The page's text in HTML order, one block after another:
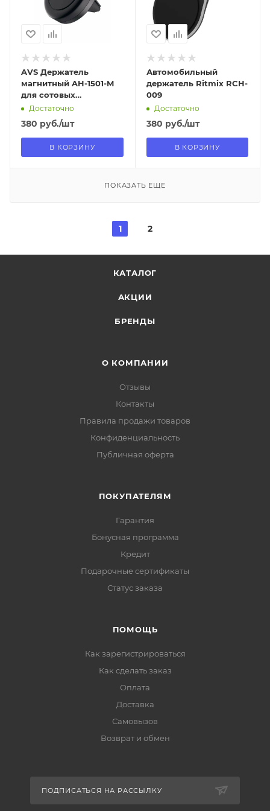
AVS Держатель
магнитный AH-1501-M
для сотовых
телефонов блистер
Достаточно
380 руб./шт
В КОРЗИНУ
Автомобильный
держатель Ritmix RCH-
009
Достаточно
380 руб./шт
В КОРЗИНУ
ПОКАЗАТЬ ЕЩЕ
1 2
КАТАЛОГ
АКЦИИ
БРЕНДЫ
О КОМПАНИИ
Отзывы
Контакты
Правила продажи товаров
Конфиденциальность
Публичная оферта
ПОКУПАТЕЛЯМ
Гарантия
Бонусная программа
Кредит
Подарочные сертификаты
Статус заказа
ПОМОЩЬ
Как зарегистрироваться
Как сделать заказ
Оплата
Доставка
Самовызов
Возврат и обмен
ПОДПИСАТЬСЯ НА РАССЫЛКУ